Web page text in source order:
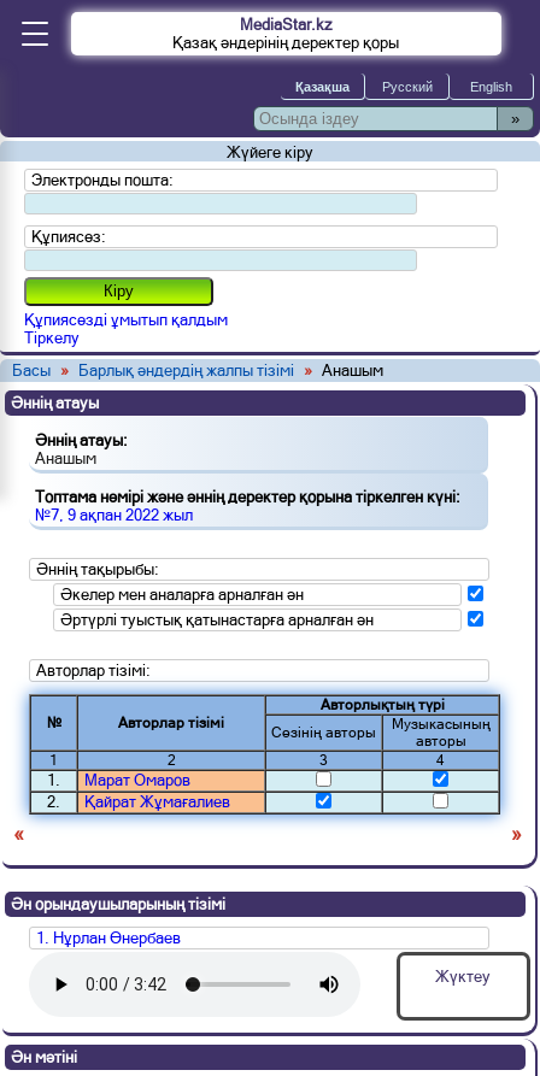
MediaStar.kz
Қазақ әндерінің деректер қоры
»
Жүйеге кіру
Электронды пошта:
Құпиясөз:
Құпиясөзді ұмытып қалдым
Тіркелу
Басы » Барлық әндердің жалпы тізімі » Анашым
Әннің атауы
Әннің атауы:
Анашым
Топтама нөмірі және әннің деректер қорына тіркелген күні:
№7, 9 ақпан 2022 жыл
Әннің тақырыбы:
Әкелер мен аналарға арналған ән
Әртүрлі туыстық қатынастарға арналған ән
Авторлар тізімі:
№ Авторлар тізімі
Авторлықтың түрі
Сөзінің авторы
Музыкасының
авторы
1
2 3 4
1.
Марат Омаров
2.
Қайрат Жұмағалиев
« »
Ән орындаушыларының тізімі
1. Нұрлан Өнербаев
Жүктеу
Ән мәтіні